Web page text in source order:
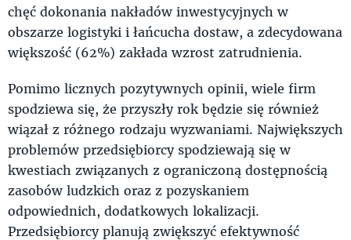
chęć dokonania nakładów inwestycyjnych w
obszarze logistyki i łańcucha dostaw, a zdecydowana
większość (62%) zakłada wzrost zatrudnienia.
Pomimo licznych pozytywnych opinii, wiele firm
spodziewa się, że przyszły rok będzie się również
wiązał z różnego rodzaju wyzwaniami. Największych
problemów przedsiębiorcy spodziewają się w
kwestiach związanych z ograniczoną dostępnością
zasobów ludzkich oraz z pozyskaniem
odpowiednich, dodatkowych lokalizacji.
Przedsiębiorcy planują zwiększyć efektywność